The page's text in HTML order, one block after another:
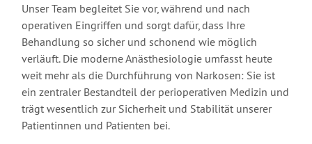
Unser Team begleitet Sie vor, während und nach
operativen Eingriffen und sorgt dafür, dass Ihre
Behandlung so sicher und schonend wie möglich
verläuft. Die moderne Anästhesiologie umfasst heute
weit mehr als die Durchführung von Narkosen: Sie ist
ein zentraler Bestandteil der perioperativen Medizin und
trägt wesentlich zur Sicherheit und Stabilität unserer
Patientinnen und Patienten bei.